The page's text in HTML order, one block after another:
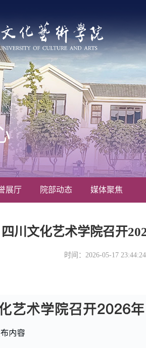
展厅 院部动态 媒体聚焦
四川文化艺术学院召开
时间：2026-05-17